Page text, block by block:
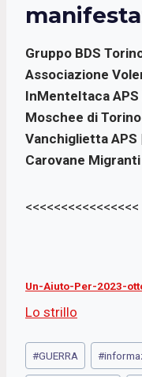
Gruppo BDS
Associazione
InMenteItaca
Moschee di
Vanchiglietta APS
Carovane Migranti
<<<<<<<<<<<<<<<<
Un-Aiuto-Per-2023-
Lo strillo
Tag
articolo:
#GUERRA #